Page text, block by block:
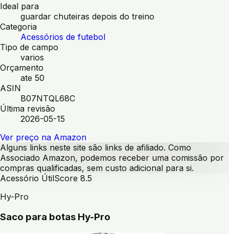
Ideal para
guardar chuteiras depois do treino
Categoria
Acessórios de futebol
Tipo de campo
varios
Orçamento
ate 50
ASIN
B07NTQL68C
Última revisão
2026-05-15
Ver preço na Amazon
Alguns links neste site são links de afiliado. Como
Associado Amazon, podemos receber uma comissão por
compras qualificadas, sem custo adicional para si.
Acessório ÚtilScore 8.5
Hy-Pro
Saco para botas Hy-Pro